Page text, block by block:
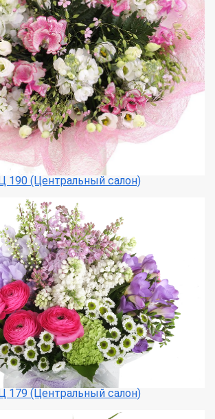
190 (Центральный салон)
179 (Центральный салон)